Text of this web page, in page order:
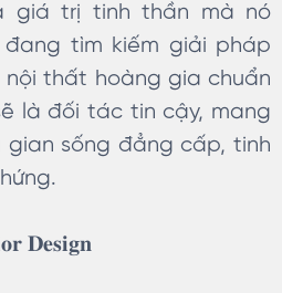
giá trị tinh thần mà nó
tìm kiếm giải pháp
thất hoàng gia chuẩn
là đối tác tin cậy, mang
gian sống đẳng cấp, tinh
𝐃𝐞𝐬𝐢𝐠𝐧